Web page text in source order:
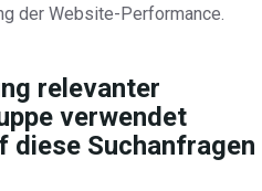
der Website-Performance.
relevanter
verwendet
diese Suchanfragen